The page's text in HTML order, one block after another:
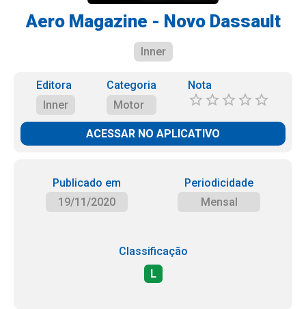
Aero Magazine - Novo Dassault
Inner
Editora
Inner
Categoria
Motor
Nota
ACESSAR NO APLICATIVO
Publicado em
19/11/2020
Periodicidade
Mensal
Classificação
L